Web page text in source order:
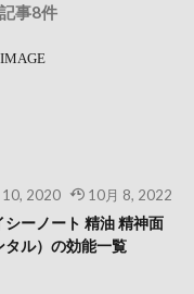
事8件
10, 2020 10月 8, 2022
シーノート 精油 精神面
タル）の効能一覧